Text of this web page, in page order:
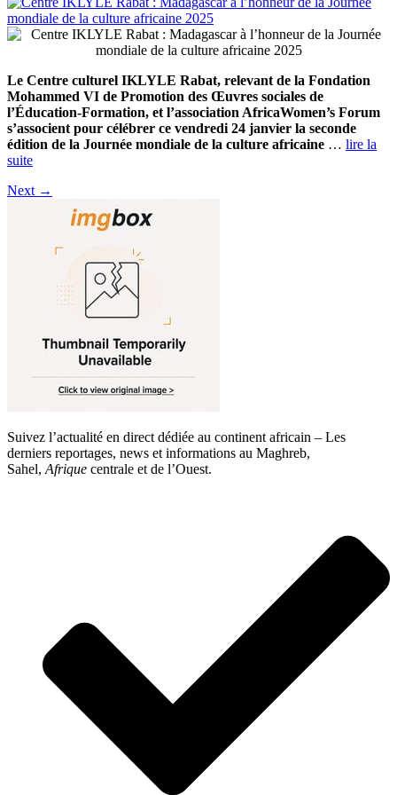
Le Centre culturel IKLYLE Rabat, relevant de la Fondation
Mohammed VI de Promotion des Œuvres sociales de
l’Éducation-Formation, et l’association AfricaWomen’s Forum
s’associent pour célébrer ce vendredi 24 janvier la seconde
édition de la Journée mondiale de la culture africaine … lire la
suite
Next →
Suivez l’actualité en direct dédiée au continent africain – Les
derniers reportages, news et informations au Maghreb,
Sahel,Afrique centrale et de l’Ouest.